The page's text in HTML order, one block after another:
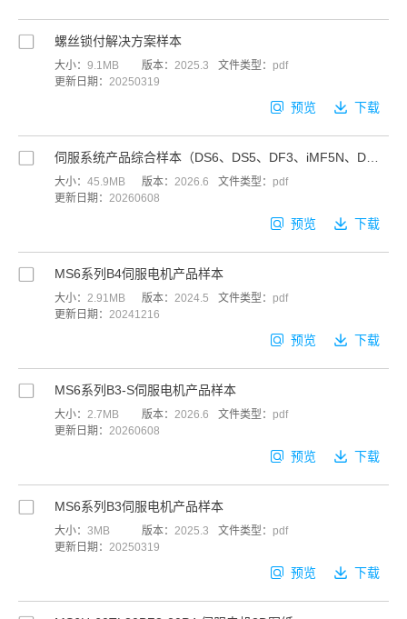
预览 下载
螺丝锁付解决方案样本
大小： 9.1MB 版本： 2025.3 文件类型： pdf
更新日期： 20250319
预览 下载
大小： 45.9MB 版本： 2026.6 文件类型： pdf
更新日期： 20260608
预览 下载
MS6系列B4伺服电机产品样本
大小： 2.91MB 版本： 2024.5 文件类型： pdf
更新日期： 20241216
预览 下载
MS6系列B3-S伺服电机产品样本
大小： 2.7MB 版本： 2026.6 文件类型： pdf
更新日期： 20260608
预览 下载
MS6系列B3伺服电机产品样本
大小： 3MB 版本： 2025.3 文件类型： pdf
更新日期： 20250319